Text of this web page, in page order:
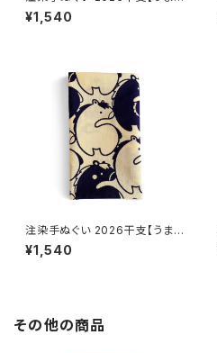
くし】深山吹色×濃紺 喜多屋商
店 てぬぐい 干支 午年 馬 ウマ
¥1,540
注染手ぬぐい 2026干支【うまづ
くし】ベージュ×紺 喜多屋商店
てぬぐい 干支 午年 馬 ウマ お
¥1,540
その他の商品